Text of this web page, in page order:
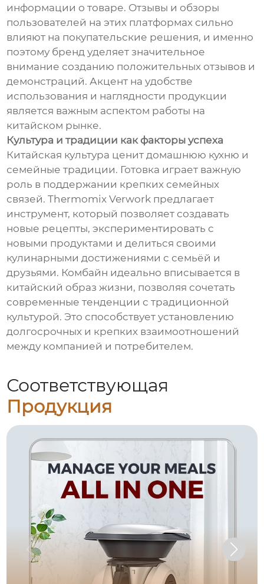
информации о товаре. Отзывы и обзоры
пользователей на этих платформах сильно
влияют на покупательские решения, и именно
поэтому бренд уделяет значительное
внимание созданию положительных отзывов и
демонстраций. Акцент на удобстве
использования и наглядности продукции
является важным аспектом работы на
китайском рынке.
Культура и традиции как факторы успеха
Китайская культура ценит домашнюю кухню и
семейные традиции. Готовка играет важную
роль в поддержании крепких семейных
связей. Thermomix Verwork предлагает
инструмент, который позволяет создавать
новые рецепты, экспериментировать с
новыми продуктами и делиться своими
кулинарными достижениями с семьёй и
друзьями. Комбайн идеально вписывается в
китайский образ жизни, позволяя сочетать
современные тенденции с традиционной
культурой. Это способствует установлению
долгосрочных и крепких взаимоотношений
между компанией и потребителем.
Соответствующая
Продукция